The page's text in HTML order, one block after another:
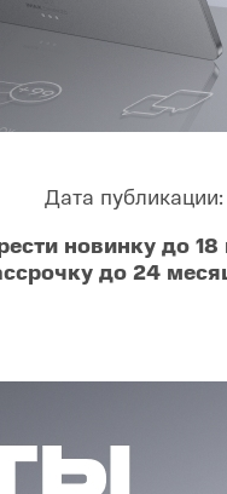
Infinix
Infinix GT
Infinix Note
Дата
новинку до
до 24